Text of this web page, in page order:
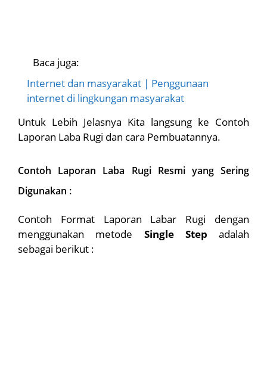
Baca juga:
Internet dan masyarakat | Penggunaan
internet di lingkungan masyarakat
Untuk Lebih Jelasnya Kita langsung ke Contoh
Laporan Laba Rugi dan cara Pembuatannya.
Contoh Laporan Laba Rugi Resmi yang Sering
Digunakan :
Contoh Format Laporan Labar Rugi dengan
menggunakan metode Single Step adalah
sebagai berikut :